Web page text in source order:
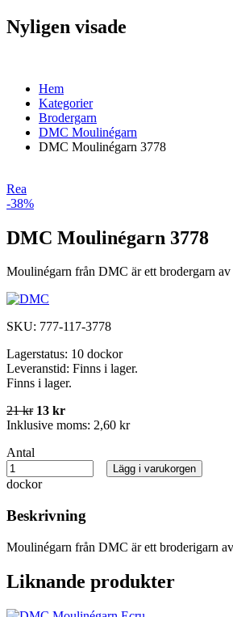
Nyligen visade
Hem
Kategorier
Brodergarn
DMC Moulinégarn
DMC Moulinégarn 3778
Rea
-38%
DMC Moulinégarn 3778
Moulinégarn från DMC är ett brodergarn av
SKU: 777-117-3778
Lagerstatus: 10 dockor
Leveranstid: Finns i lager.
Finns i lager.
21 kr 13 kr
Inklusive moms: 2,60 kr
Antal
dockor
Lägg i varukorgen
Beskrivning
Moulinégarn från DMC är ett broderigarn
Liknande produkter